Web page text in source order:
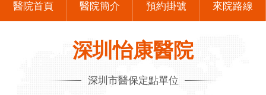
醫院首頁 醫院簡介 預約掛號 來院路線
深圳怡康醫院
深圳市醫保定點單位